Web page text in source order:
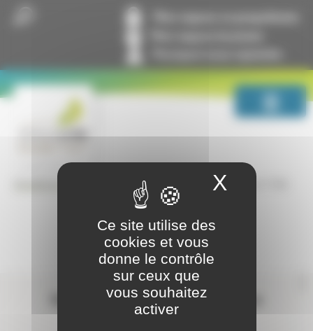
100% Immo Juillet 2018, n° 106
Contactez-nous
Suivez-nous sur les réseaux sociaux
Ce site utilise des
cookies et vous
donne le contrôle
sur ceux que
vous souhaitez
activer
X